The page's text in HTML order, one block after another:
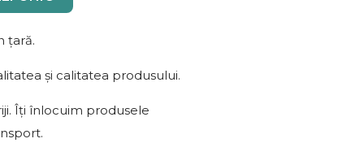
țară.
și calitatea produsului.
Îți înlocuim produsele